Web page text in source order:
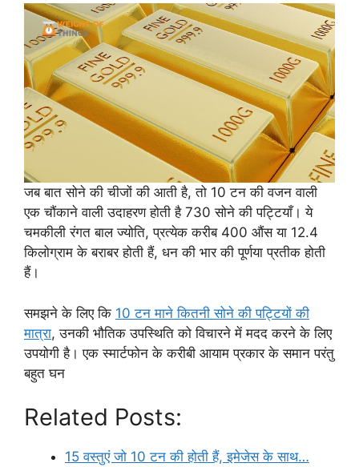
जब बात सोने की चीजों की आती है, तो 10 टन की वजन वाली
एक चौंकाने वाली उदाहरण होती है 730 सोने की पट्टियाँ। ये
चमकीली रंगत बाल ज्योति, प्रत्येक करीब 400 औंस या 12.4
किलोग्राम के बराबर होती हैं, धन की भार की पूर्णया प्रतीक होती
हैं।
समझने के लिए कि 10 टन माने कितनी सोने की पट्टियों की
मात्रा, उनकी भौतिक उपस्थिति को विचारने में मदद करने के लिए
उपयोगी है। एक स्मार्टफोन के करीबी आयाम प्रकार के समान परंतु
बहुत घन
Related Posts:
15 वस्तुएं जो 10 टन की होती हैं, इमेजेस के साथ…